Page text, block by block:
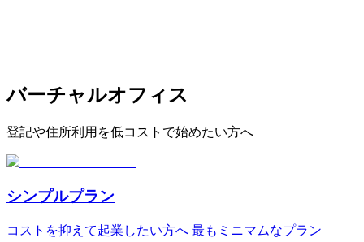
バーチャルオフィス
登記や住所利用を低コストで始めたい方へ
シンプルプラン
コストを抑えて起業したい方へ 最もミニマムなプラン